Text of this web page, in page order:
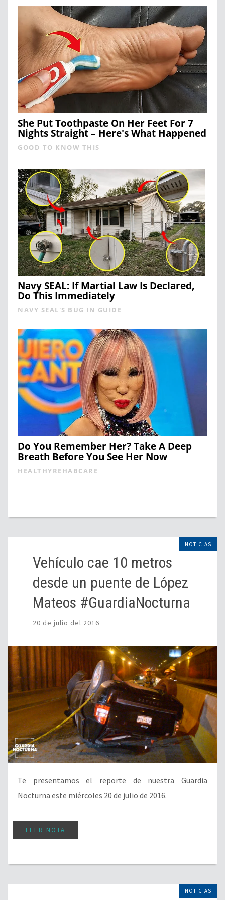
She Put Toothpaste On Her Feet For 7
Nights Straight – Here's What Happened
GOOD TO KNOW THIS
Navy SEAL: If Martial Law Is Declared,
Do This Immediately
NAVY SEAL'S BUG IN GUIDE
Do You Remember Her? Take A Deep
Breath Before You See Her Now
HEALTHYREHABCARE
NOTICIAS
Vehículo cae 10 metros
desde un puente de López
Mateos #GuardiaNocturna
20 de julio del 2016
Te presentamos el reporte de nuestra Guardia
Nocturna este miércoles 20 de julio de 2016.
LEER NOTA
NOTICIAS